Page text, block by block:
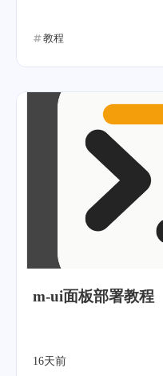
教程
m-ui面板部署教程
16天前